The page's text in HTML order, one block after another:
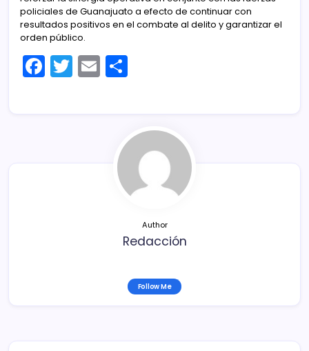
policiales de Guanajuato a efecto de continuar con
resultados positivos en el combate al delito y garantizar el
orden público.
F
a
T
w
E
m
p
ar
tir
Author
Redacción
Follow Me